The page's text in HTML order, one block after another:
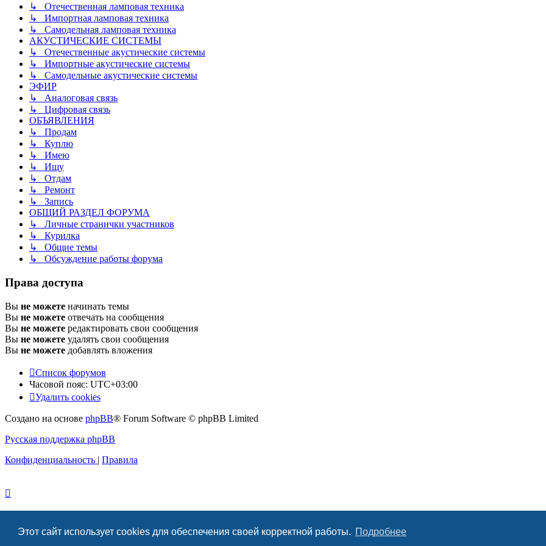
Этот сайт использует cookies для обеспечения своей корректной работы. Подробнее
↳ Отечественная ламповая техника
↳ Импортная ламповая техника
↳ Самодельная ламповая техника
АКУСТИЧЕСКИЕ СИСТЕМЫ
↳ Отечественные акустические системы
↳ Импортные акустические системы
↳ Самодельные акустические системы
ЭФИР
↳ Аналоговая связь
↳ Цифровая связь
ОБЪЯВЛЕНИЯ
↳ Продам
↳ Куплю
↳ Имею
↳ Ищу
↳ Отдам
↳ Ремонт
↳ Запись
ОБЩИЙ РАЗДЕЛ ФОРУМА
↳ Личные странички участников
↳ Курилка
↳ Общие темы
↳ Обсуждение работы форума
Права доступа
Вы не можете начинать темы
Вы не можете отвечать на сообщения
Вы не можете редактировать свои сообщения
Вы не можете удалять свои сообщения
Вы не можете добавлять вложения
Список форумов
Часовой пояс: UTC+03:00
Удалить cookies
Создано на основе phpBB® Forum Software © phpBB Limited
Русская поддержка phpBB
Конфиденциальность | Правила